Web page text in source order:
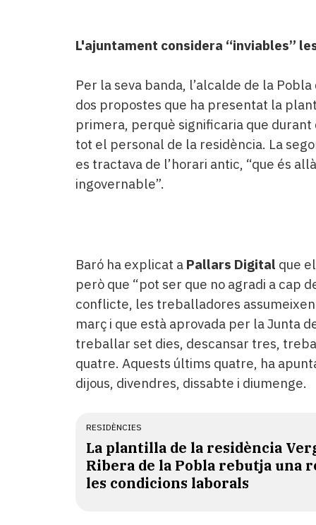
L'ajuntament considera “inviables”
Per la seva banda, l’alcalde de la
dos propostes que ha presentat la
primera, perquè significaria que
tot el personal de la residència. La
es tractava de l’horari antic, “que és
ingovernable”.
Baró ha explicat a Pallars Digital que
però que “pot ser que no agradi a cap
conflicte, les treballadores
març i que està aprovada per la Junta
treballar set dies, descansar tres,
quatre. Aquests últims quatre, ha
dijous, divendres, dissabte i diumenge.
RESIDÈNCIES
La plantilla de la residència
Ribera de la Pobla rebutja una
les condicions laborals